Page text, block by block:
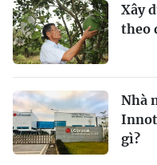
Xây
theo
Nhà
gì?